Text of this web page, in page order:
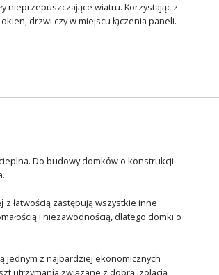
nieprzepuszczające wiatru. Korzystając z
drzwi czy w miejscu łączenia paneli.
Do budowy domków o konstrukcji
z łatwością zastępują wszystkie inne
i niezawodnością, dlatego domki o
jednym z najbardziej ekonomicznych
utrzymania związane z dobrą izolacją